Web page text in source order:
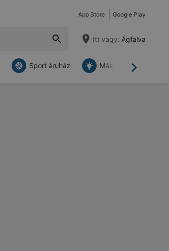
App Store Google Play
Itt vagy: Ágfalva
Tovább
Sport áruház Más